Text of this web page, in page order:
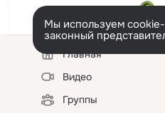
Мы используем
законный
Левая
колонкаГлавная
Видео
Группы